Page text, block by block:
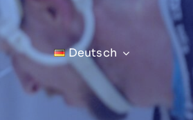
Deutsch